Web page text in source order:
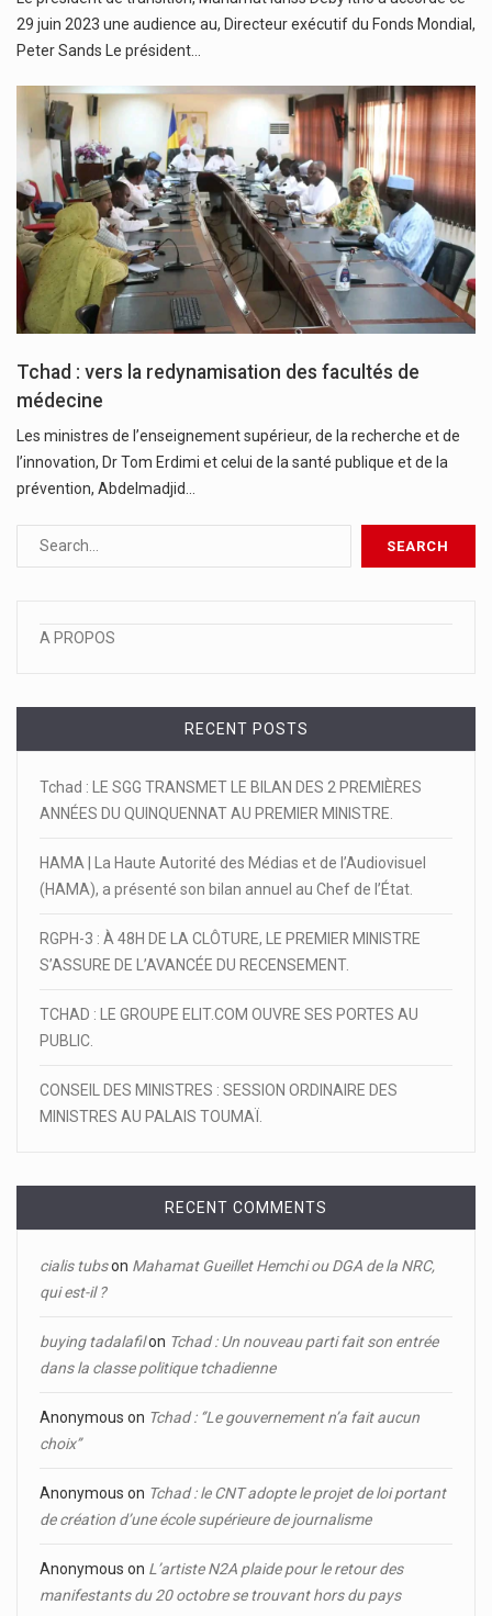
29 juin 2023 une audience au, Directeur exécutif du Fonds Mondial,
Peter Sands Le président…
Tchad : vers la redynamisation des facultés de
médecine
Les ministres de l’enseignement supérieur, de la recherche et de
l’innovation, Dr Tom Erdimi et celui de la santé publique et de la
prévention, Abdelmadjid…
A PROPOS
RECENT POSTS
Tchad : LE SGG TRANSMET LE BILAN DES 2 PREMIÈRES
ANNÉES DU QUINQUENNAT AU PREMIER MINISTRE.
HAMA | La Haute Autorité des Médias et de l’Audiovisuel
(HAMA), a présenté son bilan annuel au Chef de l’État.
RGPH-3 : À 48H DE LA CLÔTURE, LE PREMIER MINISTRE
S’ASSURE DE L’AVANCÉE DU RECENSEMENT.
TCHAD : LE GROUPE ELIT.COM OUVRE SES PORTES AU
PUBLIC.
CONSEIL DES MINISTRES : SESSION ORDINAIRE DES
MINISTRES AU PALAIS TOUMAÏ.
RECENT COMMENTS
cialis tubson Mahamat Gueillet Hemchi ou DGA de la NRC,
qui est-il ?
buying tadalafilon Tchad : Un nouveau parti fait son entrée
dans la classe politique tchadienne
Anonymous on Tchad : ‘’Le gouvernement n’a fait aucun
choix’’
Anonymous on Tchad : le CNT adopte le projet de loi portant
de création d’une école supérieure de journalisme
Anonymous on L’artiste N2A plaide pour le retour des
manifestants du 20 octobre se trouvant hors du pays